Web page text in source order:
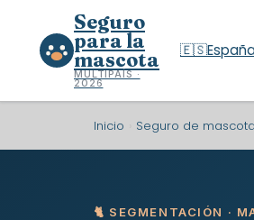
Seguro
para la
mascota
MULTIPAÍS ·
2026
🇪🇸España
Inicio Seguro de
🐈 SEGMENTACIÓN ·